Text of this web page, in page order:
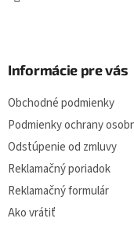
Informácie pre vás
Obchodné podmienky
Podmienky ochrany
Odstúpenie od zmluvy
Reklamačný poriadok
Reklamačný formulár
Ako vrátiť